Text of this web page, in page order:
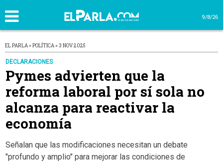
9/8/26
EL PARLA » POLÍTICA » 3 NOV 2025
DECLARACIONES
Pymes advierten que la
reforma laboral por sí sola no
alcanza para reactivar la
economía
Señalan que las modificaciones necesitan un debate
"profundo y amplio" para mejorar las condiciones de